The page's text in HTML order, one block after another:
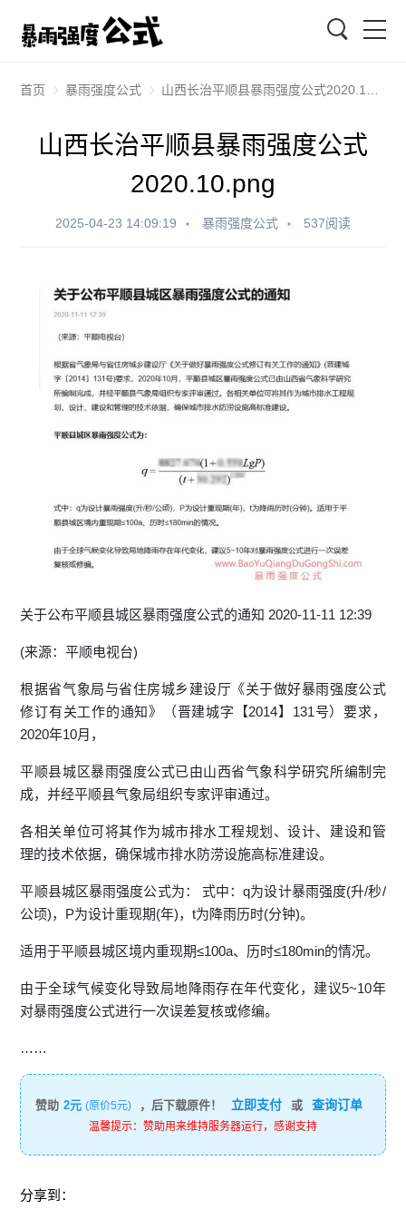
首页 暴雨强度公式 山西长治平顺县暴雨强度公式2020.10.png
山西长治平顺县暴雨强度公式
2020.10.png
2025-04-23 14:09:19 暴雨强度公式 537阅读
关于公布平顺县城区暴雨强度公式的通知 2020-11-11 12:39
(来源：平顺电视台)
根据省气象局与省住房城乡建设厅《关于做好暴雨强度公式
修订有关工作的通知》（晋建城字【2014】131号）要求，
2020年10月，
平顺县城区暴雨强度公式已由山西省气象科学研究所编制完
成，并经平顺县气象局组织专家评审通过。
各相关单位可将其作为城市排水工程规划、设计、建设和管
理的技术依据，确保城市排水防涝设施高标准建设。
平顺县城区暴雨强度公式为： 式中：q为设计暴雨强度(升/秒/
公顷)，P为设计重现期(年)，t为降雨历时(分钟)。
适用于平顺县城区境内重现期≤100a、历时≤180min的情况。
由于全球气候变化导致局地降雨存在年代变化，建议5~10年
对暴雨强度公式进行一次误差复核或修编。
……
赞助 2元 (原价5元) ，后下载原件！ 立即支付 或 查询订单
温馨提示：赞助用来维持服务器运行，感谢支持
分享到：